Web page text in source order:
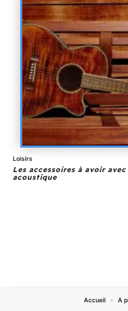
Loisirs
Les accessoires à avoir
acoustique
Accueil A